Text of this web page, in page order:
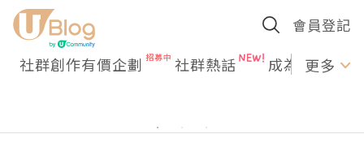
會員登記
社群創作有價企劃 社群熱話 成為U更多